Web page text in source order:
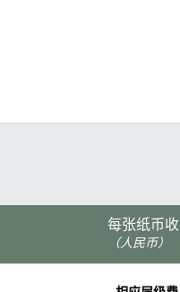
每张纸币
（人民币）